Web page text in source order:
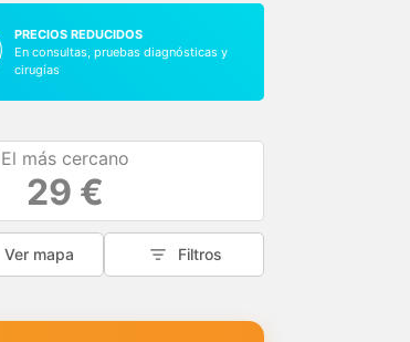
PRECIOS REDUCIDOS
En consultas, pruebas diagnósticas y
cirugías
El más cercano
29 €
Ver mapa Filtros